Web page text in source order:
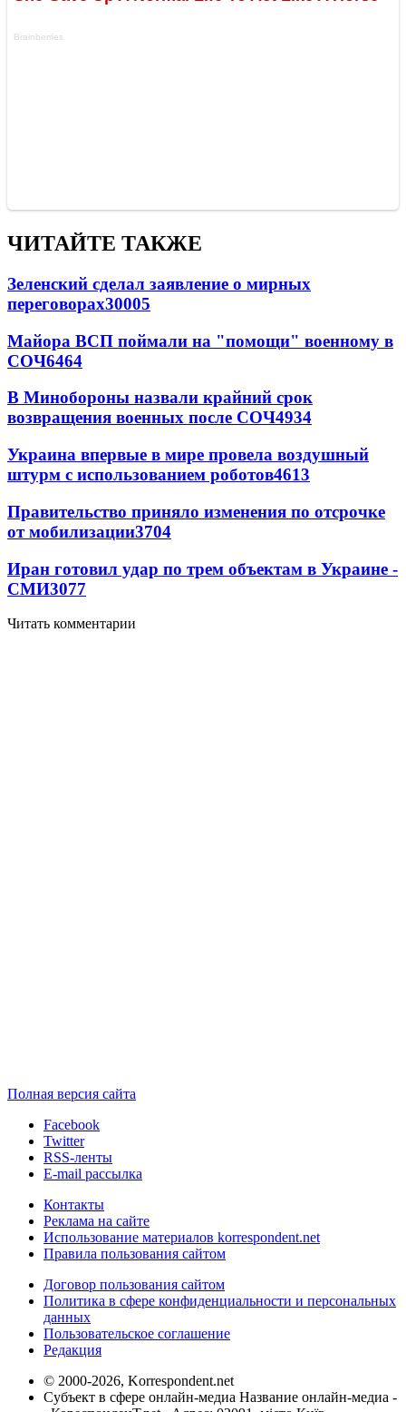
ЧИТАЙТЕ ТАКЖЕ
Зеленский сделал заявление о мирных
переговорах30005
Майора ВСП поймали на "помощи" военному в
СОЧ6464
В Минобороны назвали крайний срок
возвращения военных после СОЧ4934
Украина впервые в мире провела воздушный
штурм с использованием роботов4613
Правительство приняло изменения по отсрочке
от мобилизации3704
Иран готовил удар по трем объектам в Украине -
СМИ3077
Читать комментарии
Полная версия сайта
Facebook
Twitter
RSS-ленты
E-mail рассылка
Контакты
Реклама на сайте
Использование материалов korrespondent.net
Правила пользования сайтом
Договор пользования сайтом
Политика в сфере конфиденциальности и персональных
данных
Пользовательское соглашение
Редакция
© 2000-2026, Korrespondent.net
Субъект в сфере онлайн-медиа Название онлайн-медиа -